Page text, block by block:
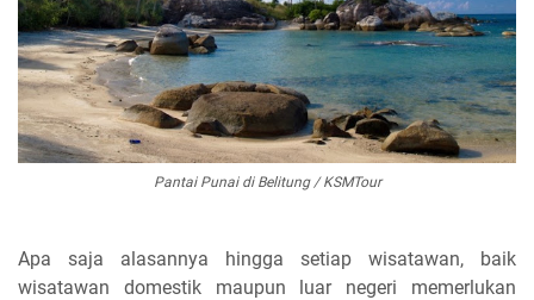
Pantai Punai di Belitung / KSMTour
Apa saja alasannya hingga setiap wisatawan, baik
wisatawan domestik maupun luar negeri memerlukan